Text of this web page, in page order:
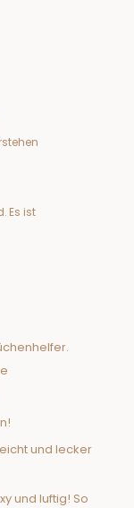
Es ist
und lecker
und luftig! So